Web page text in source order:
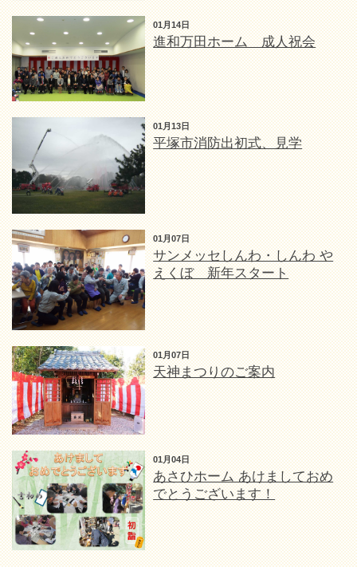
01月14日
進和万田ホーム 成人祝会
01月13日
平塚市消防出初式、見学
01月07日
サンメッセしんわ・しんわ や
えくぼ 新年スタート
01月07日
天神まつりのご案内
01月04日
あさひホーム あけましておめ
でとうございます！